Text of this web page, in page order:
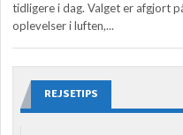
tidligere i dag. Valget er afgjort
oplevelser i luften,...
REJSETIPS